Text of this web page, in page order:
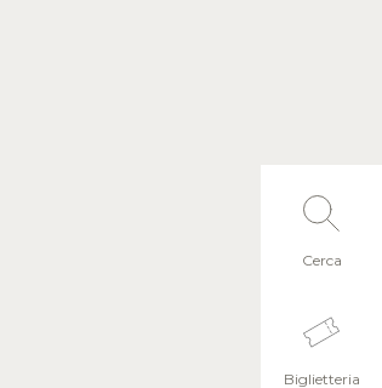
Cerca
Biglietteria